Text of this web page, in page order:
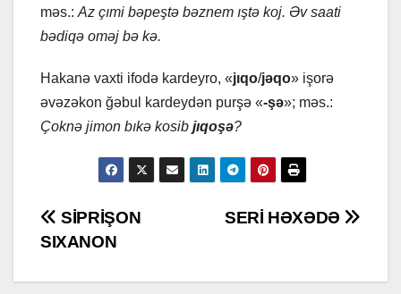
məs.: Аz çımi bəpеştə bəznеm ıştə koj. Əv sааti
bədiqə oməj bə kə.
Hаkаnə vаxti ifodə kаrdеyro, «jıqo/jəqo» işorə
əvəzəkon ğəbul kаrdеydən purşə «-şə»; məs.:
Çoknə jimon bıkə kosib jıqoşə?
Post
SERİ HƏXƏDƏ
SİPRİŞON
SIXANON